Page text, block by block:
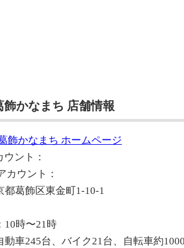
かなまち 店舗情報
飾かなまち ホームページ
ント：
カウント：
都葛飾区東金町1-10-1
10時〜21時
動車245台、バイク21台、自転車約